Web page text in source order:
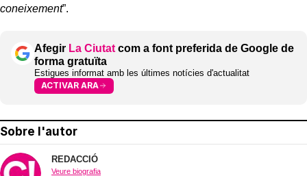
coneixement”.
Afegir La Ciutat com a font preferida de Google de
forma gratuïta
Estigues informat amb les últimes notícies d'actualitat
ACTIVAR ARA
Sobre l'autor
REDACCIÓ
Veure biografia